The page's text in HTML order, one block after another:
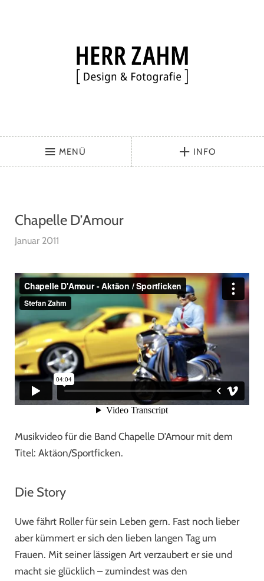
MENÜ INFO
Chapelle D’Amour
Januar 2011
Musikvideo für die Band Chapelle D’Amour mit dem
Titel: Aktäon/Sportficken.
Die Story
Uwe fährt Roller für sein Leben gern. Fast noch lieber
aber kümmert er sich den lieben langen Tag um
Frauen. Mit seiner lässigen Art verzaubert er sie und
macht sie glücklich – zumindest was den